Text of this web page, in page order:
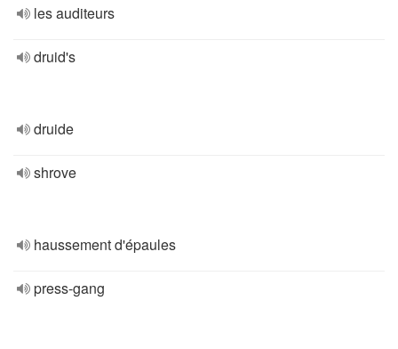
les auditeurs
druid's
druide
shrove
haussement d'épaules
press-gang